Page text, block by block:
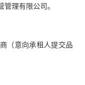
理有限公司。
（意向承租人提交品